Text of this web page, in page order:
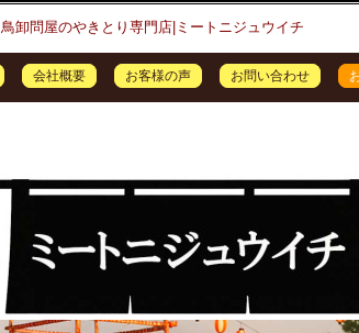
卸問屋のやきとり専門店|ミートニジュウイチ
会社概要 お客様の声 お問い合わせ